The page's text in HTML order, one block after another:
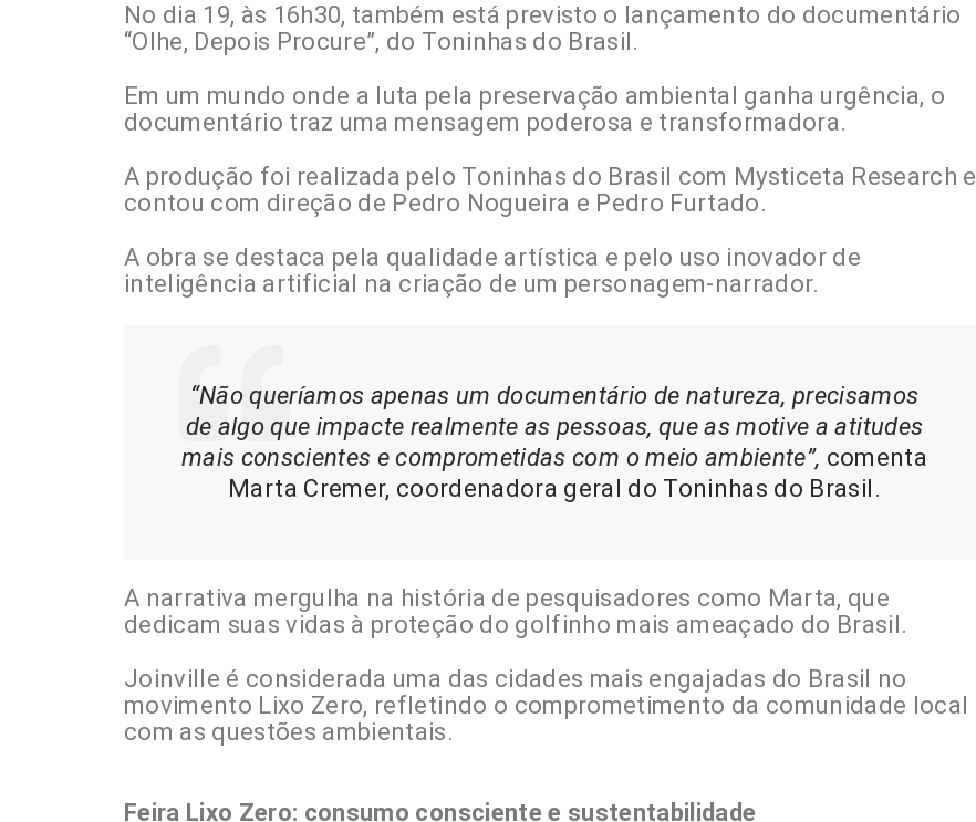
No dia 19, às 16h30, também está previsto o lançamento do documentário
“Olhe, Depois Procure”, do Toninhas do Brasil.
Em um mundo onde a luta pela preservação ambiental ganha urgência, o
documentário traz uma mensagem poderosa e transformadora.
A produção foi realizada pelo Toninhas do Brasil com Mysticeta Research e
contou com direção de Pedro Nogueira e Pedro Furtado.
A obra se destaca pela qualidade artística e pelo uso inovador de
inteligência artificial na criação de um personagem-narrador.
“Não queríamos apenas um documentário de natureza, precisamos
de algo que impacte realmente as pessoas, que as motive a atitudes
mais conscientes e comprometidas com o meio ambiente”, comenta
Marta Cremer, coordenadora geral do Toninhas do Brasil.
A narrativa mergulha na história de pesquisadores como Marta, que
dedicam suas vidas à proteção do golfinho mais ameaçado do Brasil.
Joinville é considerada uma das cidades mais engajadas do Brasil no
movimento Lixo Zero, refletindo o comprometimento da comunidade local
com as questões ambientais.
Feira Lixo Zero: consumo consciente e sustentabilidade